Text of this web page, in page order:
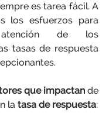
es tarea fácil. A
los esfuerzos para
de los
tasas de respuesta
que impactan de
la tasa de respuesta: